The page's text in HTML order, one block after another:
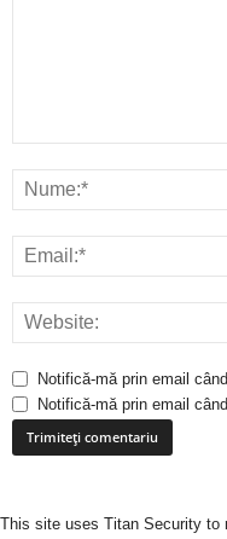
Notifică-mă prin email
Notifică-mă prin email
This site uses Titan Security to